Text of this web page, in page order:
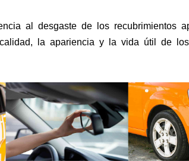
al desgaste de los recubrimientos
la apariencia y la vida útil de